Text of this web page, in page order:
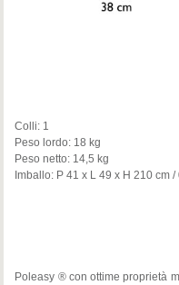
Colli: 1
Peso lordo: 18 kg
Peso netto: 14,5 kg
Imballo: P 41 x L 49 x H 210 cm /
Poleasy ® con ottime proprietà